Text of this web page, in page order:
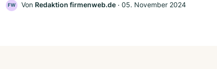
FW Von Redaktion firmenweb.de ‧ 05. November 2024